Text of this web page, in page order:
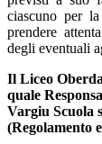
ciascuno per
prendere
degli eventuali
Il Liceo
quale
Vargiu Scuola
(Regolamento